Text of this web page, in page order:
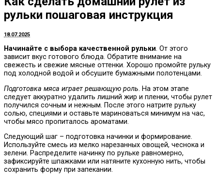
рульки пошаговая инструкция
18.07.2025
Начинайте с выбора качественной рульки. От этого
зависит вкус готового блюда. Обратите внимание на
свежесть и свежие мясные оттенки. Хорошо промойте рульку
под холодной водой и обсушите бумажными полотенцами.
Подготовка мяса играет решающую роль. На этом этапе
следует аккуратно удалить лишний жир и пленки, чтобы рулет
получился сочным и нежным. После этого натрите рульку
солью, специями и оставьте мариноваться минимум на час,
чтобы мясо пропиталось ароматами.
Следующий шаг – подготовка начинки и формирование.
Используйте смесь из мелко нарезанных овощей, чеснока и
зелени. Распределите начинку по рульке равномерно,
зафиксируйте шпажками или натяните кухонную нить, чтобы
сохранить форму при запекании.